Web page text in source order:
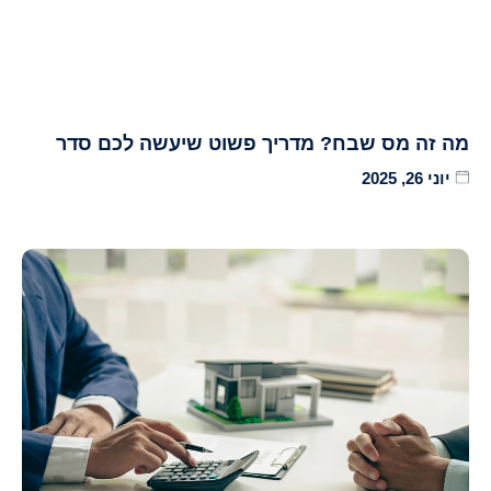
מה זה מס שבח? מדריך פשוט שיעשה לכם סדר
יוני 26, 2025